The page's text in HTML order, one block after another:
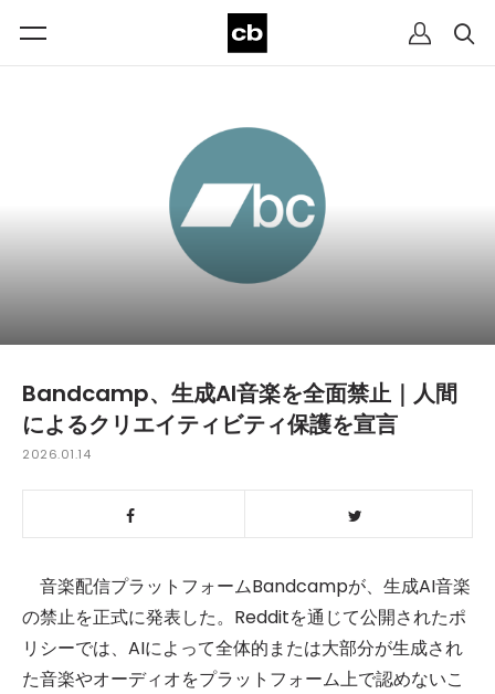
​Bandcamp、生成AI音楽を全面禁止｜人間
によるクリエイティビティ保護を宣言
2026.01.14
音楽配信プラットフォームBandcampが、生成AI音楽
の禁止を正式に発表した。Redditを通じて公開されたポ
リシーでは、AIによって全体的または大部分が生成され
た音楽やオーディオをプラットフォーム上で認めないこ